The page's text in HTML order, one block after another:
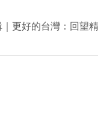
更好的台灣：回望